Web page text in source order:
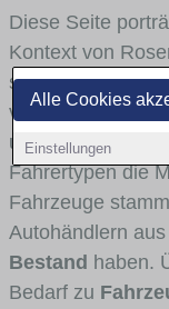
Alle Cookies
Einstellungen
Diese Seite
Kontext von
skizzieren, in
vertreten ist,
und
Fahrertypen die
Fahrzeuge
Autohändlern
Bestand haben.
Bedarf zu